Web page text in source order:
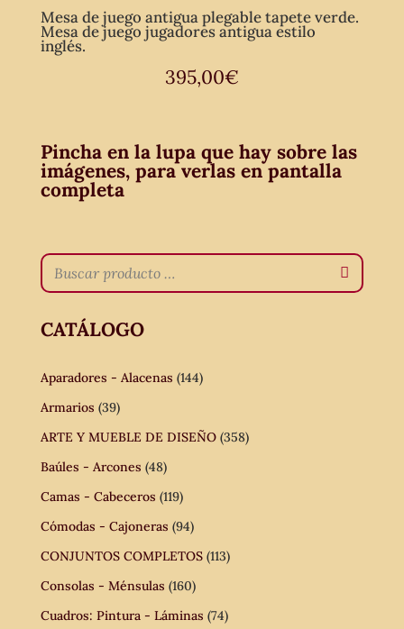
Mesa de juego antigua plegable tapete verde.
Mesa de juego jugadores antigua estilo
inglés.
395,00€
Pincha en la lupa que hay sobre las
imágenes, para verlas en pantalla
completa
CATÁLOGO
Aparadores - Alacenas (144)
Armarios (39)
ARTE Y MUEBLE DE DISEÑO (358)
Baúles - Arcones (48)
Camas - Cabeceros (119)
Cómodas - Cajoneras (94)
CONJUNTOS COMPLETOS (113)
Consolas - Ménsulas (160)
Cuadros: Pintura - Láminas (74)